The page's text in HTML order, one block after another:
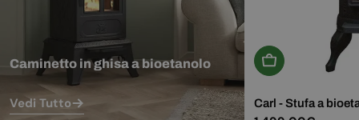
Caminetto in ghisa a bioetanolo
Vedi Tutto
Aggiungi Al
Carl - Stufa a